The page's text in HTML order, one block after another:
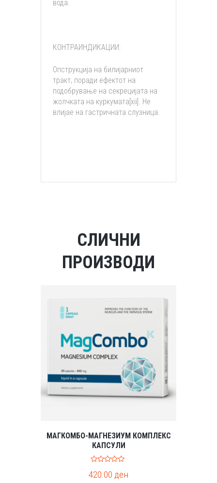
вода.
КОНТРАИНДИКАЦИИ:
Опструкција на билијарниот
тракт, поради ефектот на
подобрување на секрецијата на
жолчката на куркумата[xii]. Не
влијае на гастричната слузница.
СЛИЧНИ
ПРОИЗВОДИ
МАГКОМБО-МАГНЕЗИУМ КОМПЛЕКС
КАПСУЛИ
o
420.00 ден